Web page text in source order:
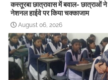
कस्तूरबा छात्रावास में बवाल- छात्राओं
नेशनल हाईवे पर किया चक्काजाम
August 06, 2026